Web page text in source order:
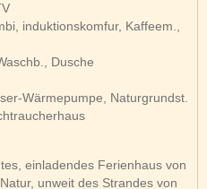
induktionskomfur, Kaffeem.,
Dusche
Wärmepumpe, Naturgrundst.
einladendes Ferienhaus von
unweit des Strandes von